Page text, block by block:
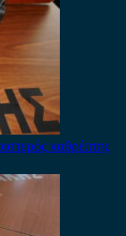
καθρέπτης